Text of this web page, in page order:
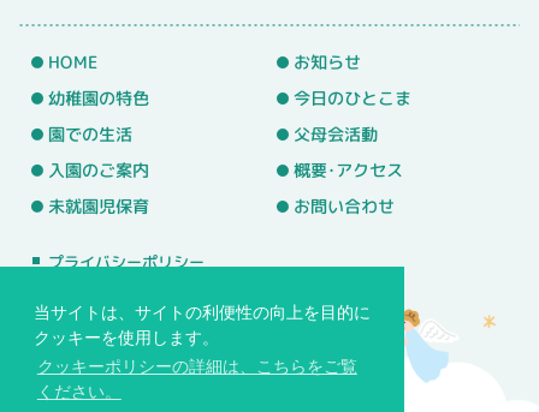
HOME
幼稚園の特色
園での生活
入園のご案内
未就園児保育
お知らせ
今日のひとこま
父母会活動
概要･アクセス
お問い合わせ
プライバシーポリシー
当サイトは、サイトの利便性の向上を目的に
クッキーを使用します。
クッキーポリシーの詳細は、こちらをご覧
ください。